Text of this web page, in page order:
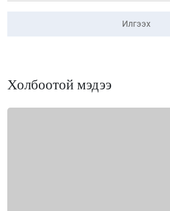
Илгээх
Холбоотой мэдээ